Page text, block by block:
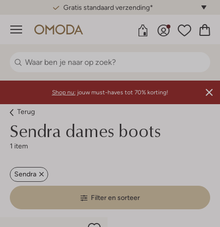
Gratis standaard verzending*
Menu
Shop nu: jouw must-haves tot 70% korting!
Terug
Sendra dames boots
1 item
Sendra
Filter en sorteer